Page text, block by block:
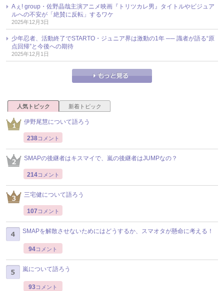
Aぇ! group・佐野晶哉主演アニメ映画『トリツカレ男』タイトルやビジュア
ルへの不安が「絶賛に反転」するワケ
2025年12月3日
少年忍者、活動終了でSTARTO・ジュニア界は激動の1年 ── 識者が語る“原
点回帰”と今後への期待
2025年12月1日
人気トピック 新着トピック
伊野尾慧について語ろう
238コメント
SMAPの後継者はキスマイで、嵐の後継者はJUMPなの？
214コメント
三宅健について語ろう
107 コメント
SMAPを解散させないためにはどうするか、スマオタが懸命に考える！
94コメント
嵐について語ろう
93コメント